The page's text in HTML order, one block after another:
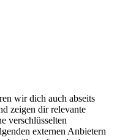
wir dich auch abseits
zeigen dir relevante
verschlüsselten
externen Anbietern